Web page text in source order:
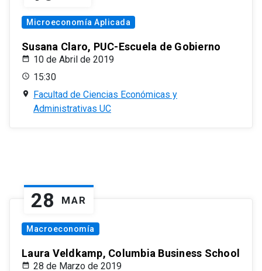
Microeconomía Aplicada
Susana Claro, PUC-Escuela de Gobierno
10 de Abril de 2019
15:30
Facultad de Ciencias Económicas y
Administrativas UC
28 MAR
Macroeconomía
Laura Veldkamp, Columbia Business School
28 de Marzo de 2019